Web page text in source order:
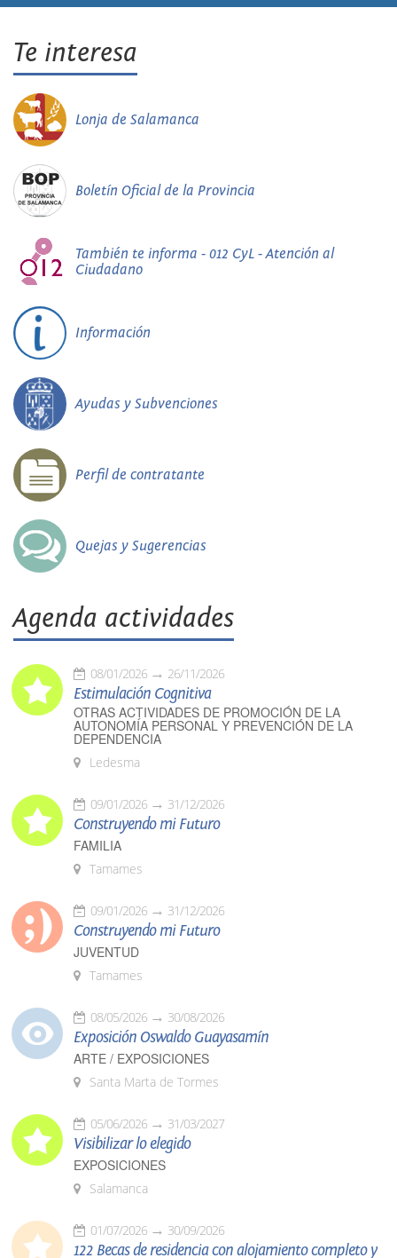
Te interesa
Lonja de Salamanca
Boletín Oficial de la Provincia
También te informa - 012 CyL - Atención al
Ciudadano
Información
Ayudas y Subvenciones
Perfil de contratante
Quejas y Sugerencias
Agenda actividades
08/01/2026 26/11/2026
Estimulación Cognitiva
OTRAS ACTIVIDADES DE PROMOCIÓN DE LA
AUTONOMÍA PERSONAL Y PREVENCIÓN DE LA
DEPENDENCIA
Ledesma
09/01/2026 31/12/2026
Construyendo mi Futuro
FAMILIA
Tamames
09/01/2026 31/12/2026
Construyendo mi Futuro
JUVENTUD
Tamames
08/05/2026 30/08/2026
Exposición Oswaldo Guayasamín
ARTE / EXPOSICIONES
Santa Marta de Tormes
05/06/2026 31/03/2027
Visibilizar lo elegido
EXPOSICIONES
Salamanca
01/07/2026 30/09/2026
122 Becas de residencia con alojamiento completo y